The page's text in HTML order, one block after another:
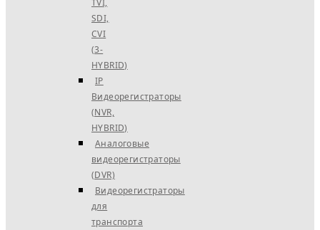
TVI,
SDI,
CVI
(3-
HYBRID)
IP
Видеорегистраторы
(NVR,
HYBRID)
Аналоговые
видеорегистраторы
(DVR)
Видеорегистраторы
для
транспорта